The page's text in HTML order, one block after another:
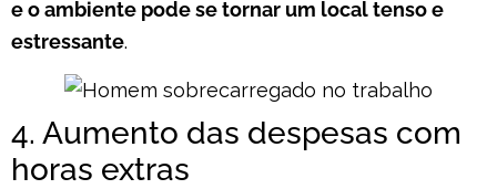
e o ambiente pode se tornar um local tenso e
estressante.
4. Aumento das despesas com
horas extras